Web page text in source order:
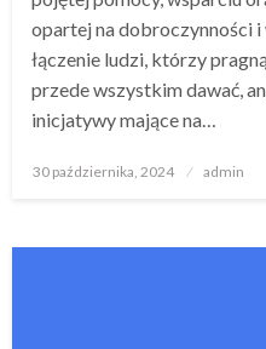
opartej na dobroczynności
łączenie ludzi, którzy
przede wszystkim dawać,
inicjatywy mające na…
Opublikowane
30 października, 2024 admin